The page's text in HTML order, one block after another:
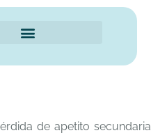
de apetito secundaria